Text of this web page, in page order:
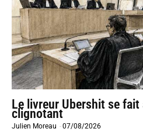
Le livreur Ubershit se
clignotant
Julien Moreau -07/08/2026